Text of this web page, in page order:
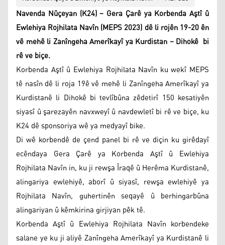
Navenda Nûçeyan (K24) – Gera Çarê ya Korbenda Aştî û
Ewlehiya Rojhilata Navîn (MEPS 2023) dê li rojên 19-20 ên
vê mehê li Zanîngeha Amerîkayî ya Kurdistan – Dihokê bi
rê ve biçe.
Korbenda Aştî û Ewlehiya Rojhilata Navîn ku wekî MEPS
tê nasîn dê li roja 19ê vê mehê li Zanîngeha Amerîkayî ya
Kurdistanê li Dihokê bi tevlîbûna zêdetirî 150 kesatiyên
siyasî û şarezayên navxweyî û navdewletî bi rê ve biçe, ku
K24 dê sponsoriya wê ya medyayî bike.
Di wê korbendê de çend panel bi rê ve diçin ku girêdayî
ecêndaya Gera Çarê ya Korbenda Aştî û Ewlehiya
Rojhilata Navîn in, ku ji rewşa Îraqê û Herêma Kurdistanê,
alingariya ewlehiyê, aborî û siyasî, rewşa ewlehiyê ya
Rojhilata Navîn, guhertinên seqayê û berhingarbûna
alingariyan û kêmkirina girjiyan pêk tê.
Korbenda Aştî û Ewlehiya Rojhilata Navîn korbendeke
salane ye ku ji aliyê Zanîngeha Amerîkayî ya Kurdistanê li